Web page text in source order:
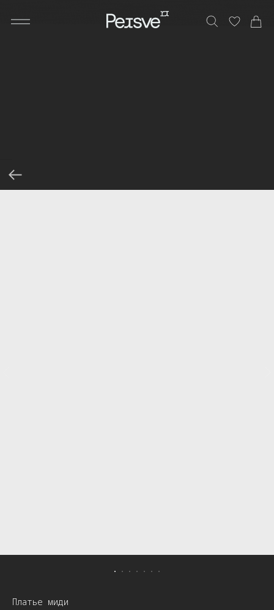
Платье миди